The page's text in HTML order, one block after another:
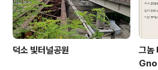
덕소 빛터널공원
그